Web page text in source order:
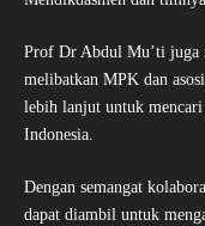
Prof Dr Abdul Mu’ti juga
melibatkan MPK dan
lebih lanjut untuk
Indonesia.
Dengan semangat
dapat diambil untuk